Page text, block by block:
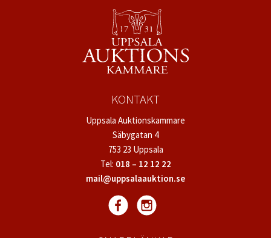
KONTAKT
Uppsala Auktionskammare
Säbygatan 4
753 23 Uppsala
Tel: 018 – 12 12 22
mail@uppsalaauktion.se